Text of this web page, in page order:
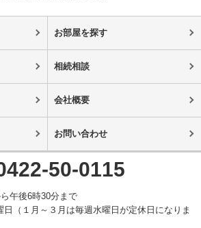
お部屋を探す
相続相談
会社概要
お問い合わせ
50-0115
午後6時30分まで
（１月～３月は毎週水曜日が定休日になりま